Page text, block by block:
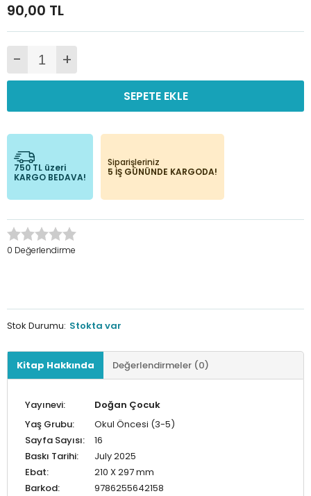
90,00 TL
- +
SEPETE EKLE
750 TL üzeri
KARGO BEDAVA!
Siparişleriniz
5 İŞ GÜNÜNDE KARGODA!
0 Değerlendirme
Stok Durumu: Stokta var
Kitap Hakkında Değerlendirmeler (0)
Yayınevi:
Doğan Çocuk
Yaş Grubu:
Okul Öncesi (3-5)
Sayfa Sayısı:
16
Baskı Tarihi:
July 2025
Ebat:
210 X 297 mm
Barkod:
9786255642158